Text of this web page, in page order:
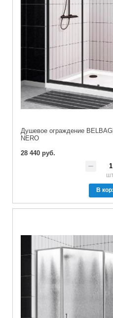
Душевое ограждение
NERO
28 440 руб.
шт.
В